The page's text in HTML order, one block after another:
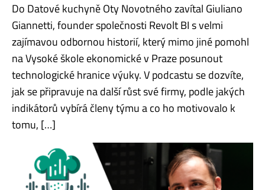
Do Datové kuchyně Oty Novotného zavítal Giuliano
Giannetti, founder společnosti Revolt BI s velmi
zajímavou odbornou historií, který mimo jiné pomohl
na Vysoké škole ekonomické v Praze posunout
technologické hranice výuky. V podcastu se dozvíte,
jak se připravuje na další růst své firmy, podle jakých
indikátorů vybírá členy týmu a co ho motivovalo k
tomu, […]